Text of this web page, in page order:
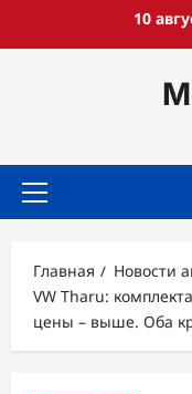
10
Основное
Главная
Новости
VW Tharu:
цены – выше. Оба